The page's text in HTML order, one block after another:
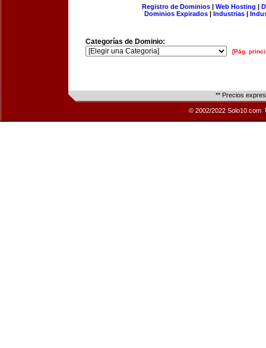
Registro de Dominios| Web Hosting |
Dominios Expirados | Industrias |
Categorías de Dominio:
[Pág.
** Precios
© 2002/2022 Solo10.com